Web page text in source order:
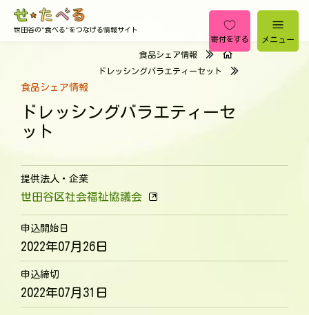
寄付をする メニュー
世田谷の"食べる"をつなげる情報サイト
食品シェア情報
ドレッシングバラエティーセット
食品シェア情報
ドレッシングバラエティーセ
ット
提供法人・企業
世田谷区社会福祉協議会
申込開始日
2022年07月26日
申込締切
2022年07月31日